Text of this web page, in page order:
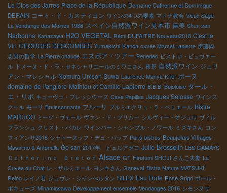
Le Clos des Jarres Place de la République Domaine Catherine et Dominique
DERAIN コート・ド・カスティヨン ワインの4つの要素 マドナ教会 Vieux Sage
La Vendange des Moines 1988 スペイン自然派ワイン見本市 麻美 Shun san
Narbonne Kanazawa H2O VEGETAL Rémi DUFAITRE Nouveau2018 C'est le
Vin GEORGES DESCOMBES Yumekichi Kanda cuvée Marcel Lapierre 伊藤與
志男の哲学 La Pierre chaude エスポア・ツアー Penedès ビストロ・ビュヴァー
ル ドメーヌ・ド・ラ・セネシャリエールのミワコさん 夜景 自然派ワイン ジュリ
アン・マレシャル Nomura Unison Suwa Laurence Manya-Krief ボーヌ
domaine de l'anglore Mathieu et Camille Lapierre B.B.B. Bojoloise ダール・
エ・リボ キューヴェ・プレッシウーズ Cave Papilles Jacques Selosse ワインス
クール モーリ Bruissonnante フルーリ プルミエクリュ・ラ・ペリエール Bistro
MARUGO ミーゾ・ヴェール ヴァン・ド・プリムー シルヴィー・オジュロ ヴィル
フランシュ クリスト・パカレ ワインバー・シャンブル・ノワール ミズキさん コン
フィアンサ2016 シャトーヌッフ・デュ・パップ Paris bistros Beaujolais Villages
Massimo & Antonella Go san 2017年 ビュルアゼロ Julie Brosselin LES GAMAYS
Ｃａｔｈｅｒｉｎｅ Ｂｒｅｔｏｎ Alsace GT Hirofumi SHOJI さんご夫妻 La
Cuvée du Chat レ・ザルミエール ヨシキさん Ganevat Bistro Nature MATSUKI
Reino レイノ君 ジュヴレ・シャンべルタン SILEX Eau Forte Rosé Grigri ポール・
ボキューズ Minamiosawa Développement ensemble Vendanges 2016 シモンヌサ